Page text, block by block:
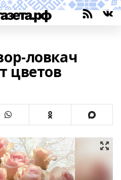
ловкач
цветов